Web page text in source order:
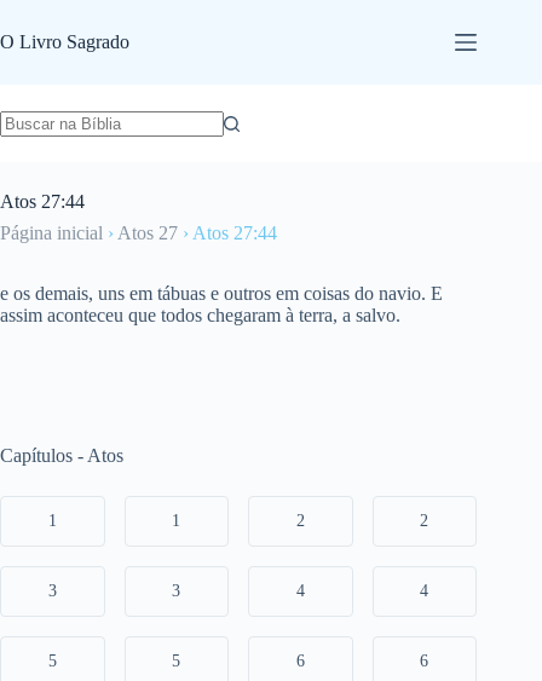
para
o
O Livro Sagrado
Atos 27:44
Página inicial › Atos 27 › Atos 27:44
e os demais, uns em tábuas e outros em coisas do navio. E
assim aconteceu que todos chegaram à terra, a salvo.
Capítulos - Atos
1 1 2 2
3 3 4 4
5 5 6 6